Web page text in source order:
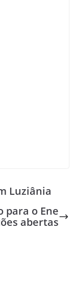
Luziânia
para o Ene
abertas